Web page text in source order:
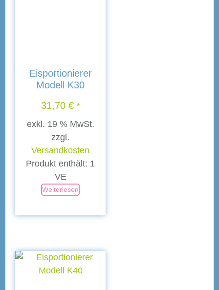
Eisportionierer
Modell K30
31,70€ *
exkl. 19 % MwSt.
zzgl.
Versandkosten
Produkt enthält: 1
VE
Weiterlesen